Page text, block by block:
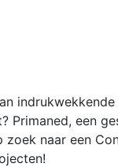
Primaned, een
naar een